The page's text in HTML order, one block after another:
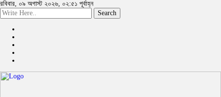
রবিবার, ০৯ অগাস্ট ২০২৬, ০২:৫১ পূর্বাহ্ন
Search